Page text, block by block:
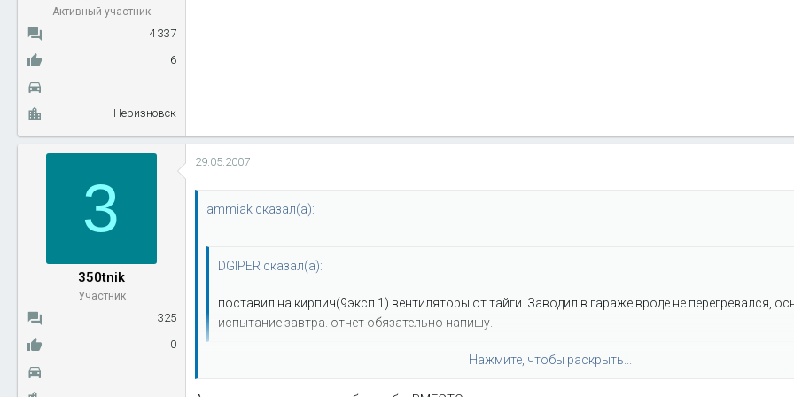
Активный участник
4 337
6
Неризновск
3
350tnik
Участник
325
0
29.05.2007
ammiak сказал(а):
DGIPER сказал(а):
поставил на кирпич(9эксп 1) вентиляторы от тайги. Заводил в гараже вроде не перегревался,
испытание завтра. отчет обязательно напишу.
Нажмите, чтобы раскрыть...